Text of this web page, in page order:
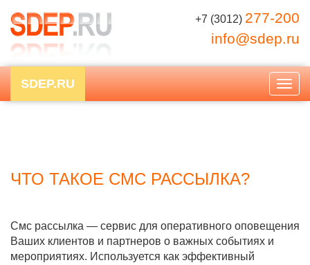
+7 (3012) 277-200
info@sdep.ru
SDEP.RU
ЧТО ТАКОЕ СМС РАССЫЛКА?
Смс рассылка — сервис для оперативного оповещения
Ваших клиентов и партнеров о важных событиях и
мероприятиях. Используется как эффективный